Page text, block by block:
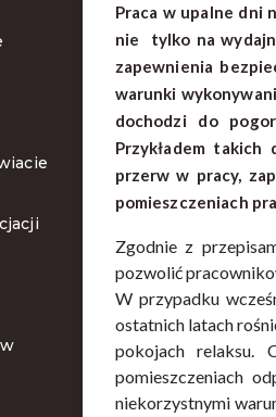
Praca w upalne dni
nie tylko na
zapewnienia
warunki
dochodzi do
Przykładem takich
przerw w pracy,
pomieszczeniach
Zgodnie z
pozwolić
W przypadku
ostatnich latach
pokojach relaksu.
pomieszczeniach
niekorzystnymi